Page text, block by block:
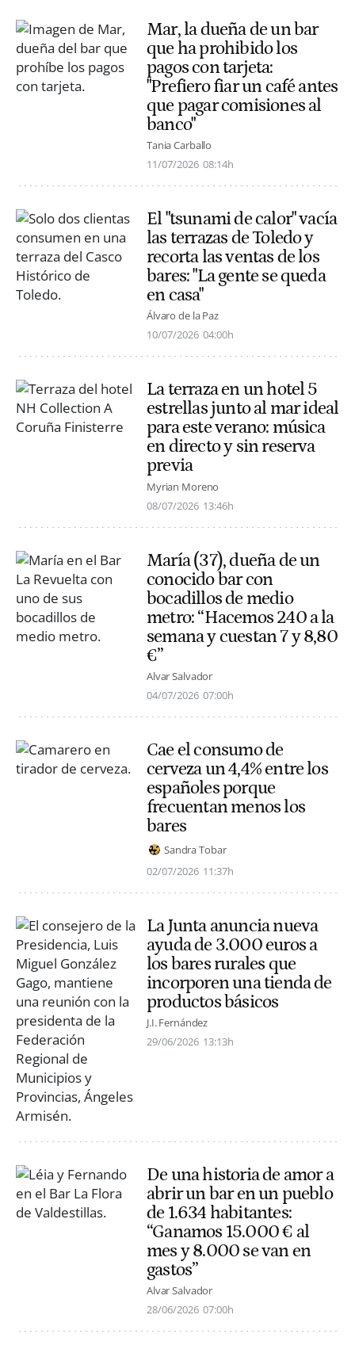
Mar, la dueña de un bar
que ha prohibido los
pagos con tarjeta:
"Prefiero fiar un café antes
que pagar comisiones al
banco"
Tania Carballo
11/07/2026 08:14h
El "tsunami de calor" vacía
las terrazas de Toledo y
recorta las ventas de los
bares: "La gente se queda
en casa"
Álvaro de la Paz
10/07/2026 04:00h
La terraza en un hotel 5
estrellas junto al mar ideal
para este verano: música
en directo y sin reserva
previa
Myrian Moreno
08/07/2026 13:46h
María (37), dueña de un
conocido bar con
bocadillos de medio
metro: “Hacemos 240 a la
semana y cuestan 7 y 8,80
€”
Alvar Salvador
04/07/2026 07:00h
Cae el consumo de
cerveza un 4,4% entre los
españoles porque
frecuentan menos los
bares
Sandra Tobar
02/07/2026 11:37h
La Junta anuncia nueva
ayuda de 3.000 euros a
los bares rurales que
incorporen una tienda de
productos básicos
J.I. Fernández
29/06/2026 13:13h
De una historia de amor a
abrir un bar en un pueblo
de 1.634 habitantes:
“Ganamos 15.000 € al
mes y 8.000 se van en
gastos”
Alvar Salvador
28/06/2026 07:00h